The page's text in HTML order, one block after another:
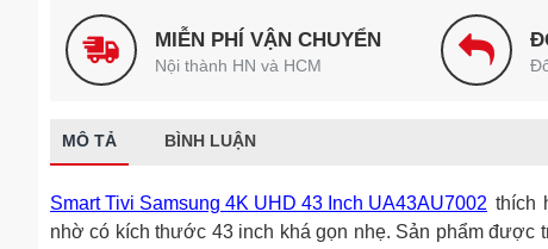
MIỄN PHÍ VẬN CHUYỂN
Nội thành HN và HCM
MÔ TẢ BÌNH LUẬN
Smart Tivi Samsung 4K UHD 43 Inch UA43AU7002 thích
nhờ có kích thước 43 inch khá gọn nhẹ. Sản phẩm được